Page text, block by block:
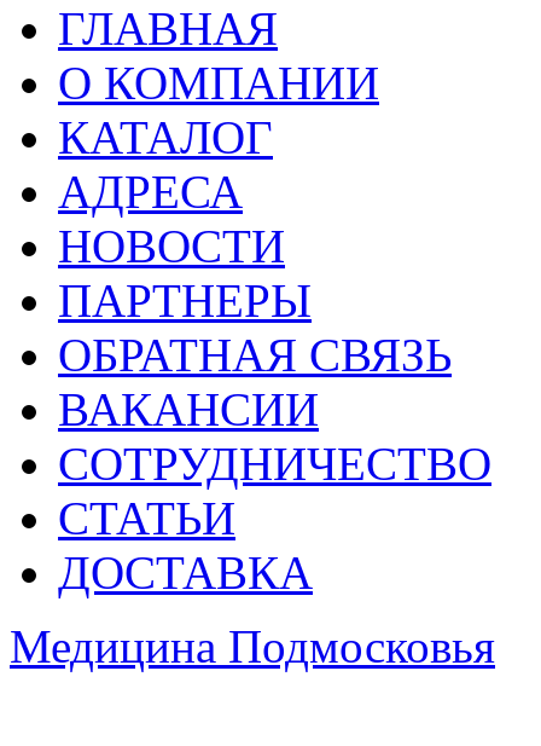
ГЛАВНАЯ
О КОМПАНИИ
КАТАЛОГ
АДРЕСА
НОВОСТИ
ПАРТНЕРЫ
ОБРАТНАЯ СВЯЗЬ
ВАКАНСИИ
СОТРУДНИЧЕСТВО
СТАТЬИ
ДОСТАВКА
Медицина Подмосковья